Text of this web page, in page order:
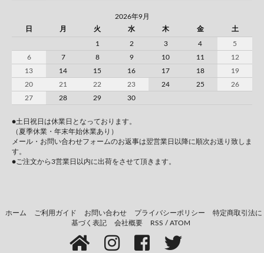
2026年9月
日
月 火 水 木 金 土
1 2 3 4
5
6
7 8 9 10 11
12
13
14 15 16 17 18
19
20
21 22 23 24 25
26
27
28 29 30
●土日祝日は休業日となっております。
（夏季休業・年末年始休業あり）
メール・お問い合わせフォームのお返事は翌営業日以降に順次お送り致しま
す。
●ご注文から3営業日以内に出荷をさせて頂きます。
ホーム ご利用ガイド お問い合わせ プライバシーポリシー
特定商取引法に
基づく表記
会社概要 RSS / ATOM